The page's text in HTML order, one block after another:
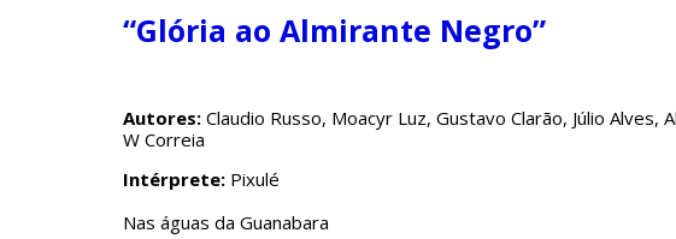
“Glória ao Almirante Negro”
Autores: Claudio Russo, Moacyr Luz, Gustavo Clarão, Júlio Alves,
W Correia
Intérprete: Pixulé
Nas águas da Guanabara